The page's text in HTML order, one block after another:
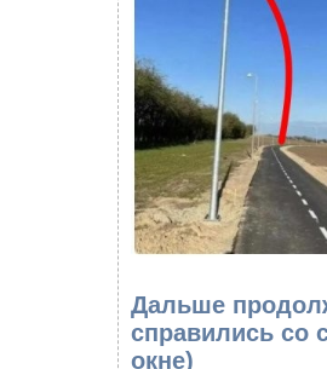
Дальше
справились со
окне)